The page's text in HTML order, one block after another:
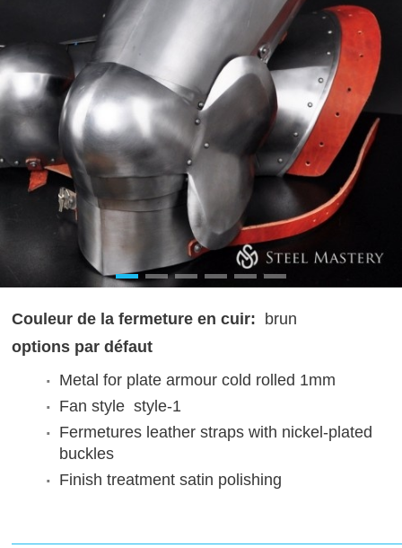
Couleur de la fermeture en cuir:
brun
options par défaut
Metal for plate armour cold rolled 1mm
Fan style style-1
Fermetures leather straps with nickel-plated
buckles
Finish treatment satin polishing